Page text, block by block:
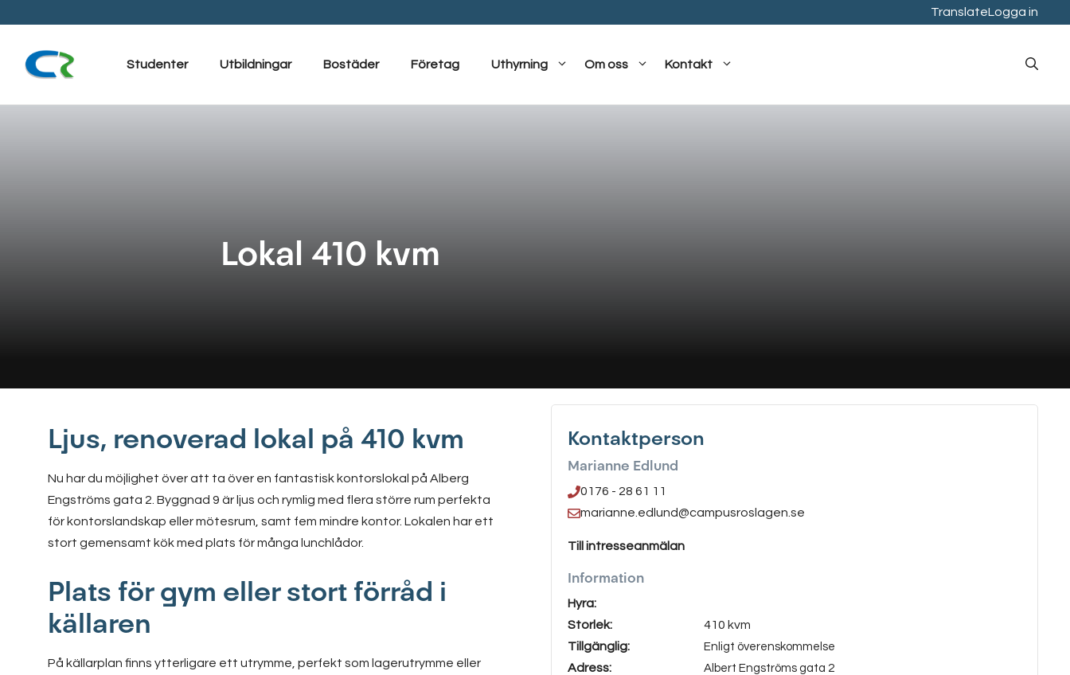
innehåll
TranslateLogga in
Studenter Utbildningar Bostäder Företag Uthyrning Om oss Kontakt
Lokal 410 kvm
Ljus, renoverad lokal på 410 kvm
Nu har du möjlighet över att ta över en fantastisk kontorslokal på Alberg
Engströms gata 2. Byggnad 9 är ljus och rymlig med flera större rum perfekta
för kontorslandskap eller mötesrum, samt fem mindre kontor. Lokalen har ett
stort gemensamt kök med plats för många lunchlådor.
Plats för gym eller stort förråd i
källaren
På källarplan finns ytterligare ett utrymme, perfekt som lagerutrymme eller
Kontaktperson
Marianne Edlund
0176 - 28 61 11
marianne.edlund@campusroslagen.se
Till intresseanmälan
Information
Hyra:
Storlek:
410 kvm
Tillgänglig:
Enligt överenskommelse
Adress: Albert Engströms gata 2